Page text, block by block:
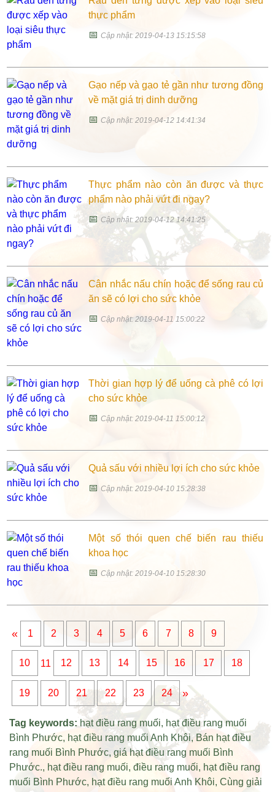
thực phẩm
📅Cập nhật: 2019-04-13 15:15:58
Gạo nếp và gạo tẻ gần như tương đồng
về mặt giá trị dinh dưỡng
📅Cập nhật: 2019-04-12 14:41:34
Thực phẩm nào còn ăn được và thực
phẩm nào phải vứt đi ngay?
📅Cập nhật: 2019-04-12 14:41:25
Cân nhắc nấu chín hoặc để sống rau củ
ăn sẽ có lợi cho sức khỏe
📅Cập nhật: 2019-04-11 15:00:22
Thời gian hợp lý để uống cà phê có lợi
cho sức khỏe
📅Cập nhật: 2019-04-11 15:00:12
Quả sấu với nhiều lợi ích cho sức khỏe
📅Cập nhật: 2019-04-10 15:28:38
Một số thói quen chế biến rau thiếu
khoa học
📅Cập nhật: 2019-04-10 15:28:30
« 1 2 3 4 5 6 7 8 9
10 11 12 13 14 15 16 17 18
19 20 21 22 23 24 »
Tag keywords: hạt điều rang muối, hạt điều rang muối
Bình Phước, hạt điều rang muối Anh Khôi, Bán hạt điều
rang muối Bình Phước,giá hạt điều rang muối Bình
Phước., hạt điều rang muối,điều rang muối, hạt điều rang
muối Bình Phước, hạt điều rang muối Anh Khôi,Cùng giải